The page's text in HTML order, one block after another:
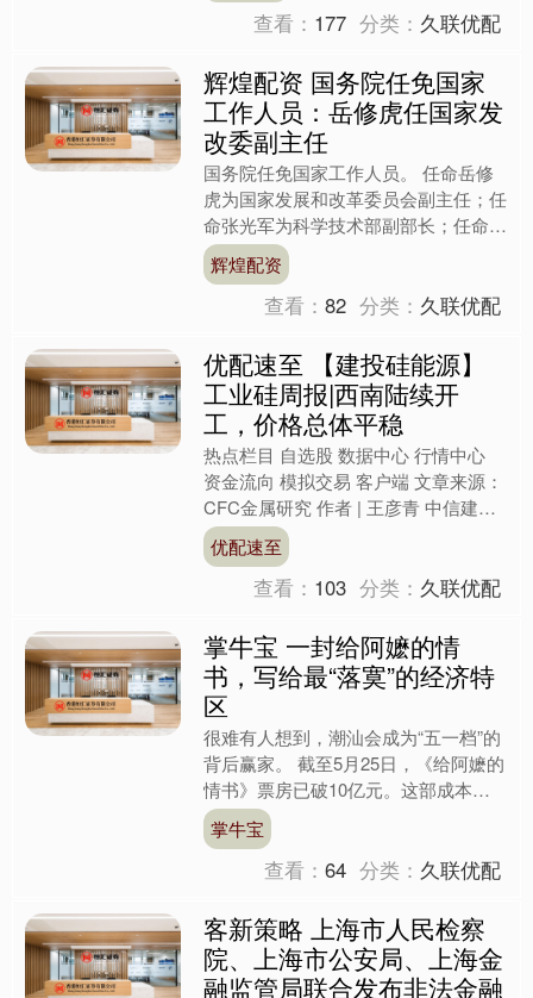
查看： 177 分类： 久联优配
辉煌配资 国务院任免国家
工作人员：岳修虎任国家发
改委副主任
国务院任免国家工作人员。 任命岳修
虎为国家发展和改革委员会副主任；任
命张光军为科学技术部副部长；任命罗
天舒为国家税务总局副局长；任命胡今
扬为国家国际发展合作署副....
辉煌配资
查看：82 分类： 久联优配
优配速至 【建投硅能源】
工业硅周报|西南陆续开
工，价格总体平稳
热点栏目 自选股 数据中心 行情中心
资金流向 模拟交易 客户端 文章来源：
CFC金属研究 作者 | 王彦青 中信建投
期货研究发展部 期货交易咨询业务资
格：证监....
优配速至
查看： 103 分类： 久联优配
掌牛宝 一封给阿嬷的情
书，写给最“落寞”的经济特
区
很难有人想到，潮汕会成为“五一档”的
背后赢家。 截至5月25日，《给阿嬷的
情书》票房已破10亿元。这部成本仅
1400万元、全员素人出演的纯潮汕方
言电影，一度被认....
掌牛宝
查看：64 分类： 久联优配
客新策略 上海市人民检察
院、上海市公安局、上海金
融监管局联合发布非法金融